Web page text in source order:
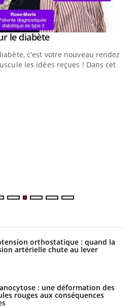
le diabèteYoutube
c'est votre nouveau rendez-
les idées reçues ! Dans cet
orthostatique : quand la
artérielle chute au lever
: une déformation des
rouges aux conséquences